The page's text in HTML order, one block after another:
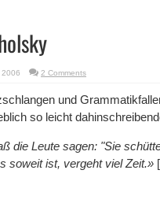
2 Comments
und
so leicht
die Leute sagen: "Sie
soweit ist, vergeht viel Zeit.»